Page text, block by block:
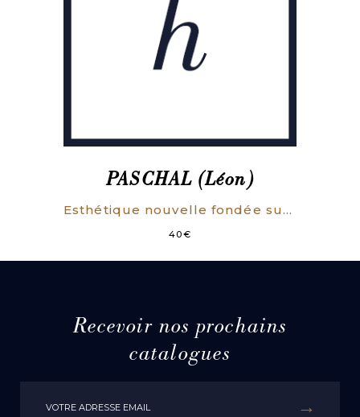
PASCHAL (Léon)
Esthétique nouvelle fondée sur la Psychologie du Génie.
40€
Recevoir nos prochains
catalogues